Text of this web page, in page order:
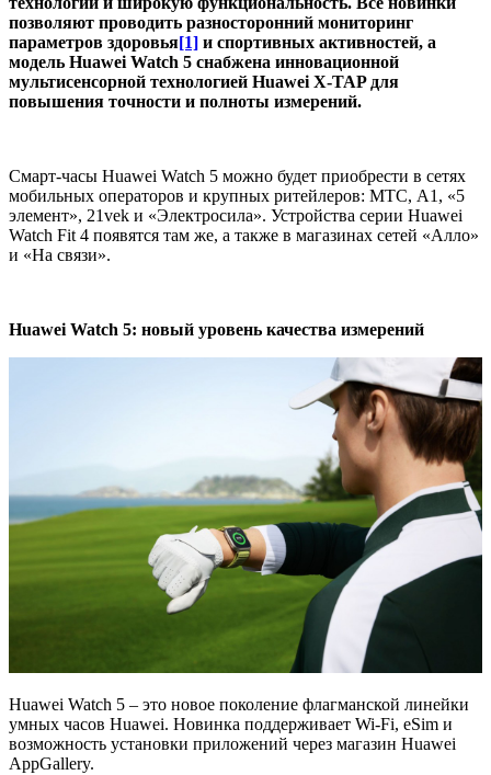
позволяют проводить разносторонний мониторинг
параметров здоровья[1] и спортивных активностей, а
модель Huawei Watch 5 снабжена инновационной
мультисенсорной технологией Huawei X-TAP для
повышения точности и полноты измерений.
Смарт-часы Huawei Watch 5 можно будет приобрести в сетях
мобильных операторов и крупных ритейлеров: МТС, А1, «5
элемент», 21vek и «Электросила». Устройства серии Huawei
Watch Fit 4 появятся там же, а также в магазинах сетей «Алло»
и «На связи».
Huawei Watch 5: новый уровень качества измерений
Huawei Watch 5 – это новое поколение флагманской линейки
умных часов Huawei. Новинка поддерживает Wi-Fi, eSim и
возможность установки приложений через магазин Huawei
AppGallery.